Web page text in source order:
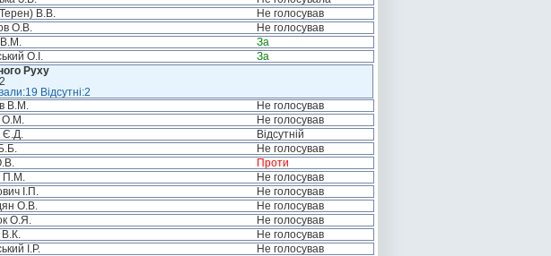
В.В.
Не голосував
О.В.
Не голосував
В.М.
За
О.І.
За
Руху
Відсутні:2
В.М.
Не голосував
О.М.
Не голосував
Є.Д.
Відсутній
Не голосував
Проти
П.М.
Не голосував
І.П.
Не голосував
О.В.
Не голосував
О.Я.
Не голосував
В.К.
Не голосував
І.Р.
Не голосував